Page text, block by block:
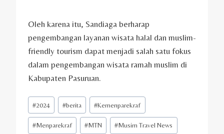
Oleh karena itu, Sandiaga berharap
pengembangan layanan wisata halal dan muslim-
friendly tourism dapat menjadi salah satu fokus
dalam pengembangan wisata ramah muslim di
Kabupaten Pasuruan.
Post
Tags:
#2024 #berita #Kemenparekraf
#Menparekraf #MTN #Musim Travel News